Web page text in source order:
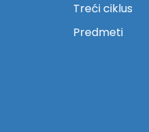
Treći ciklus
Predmeti